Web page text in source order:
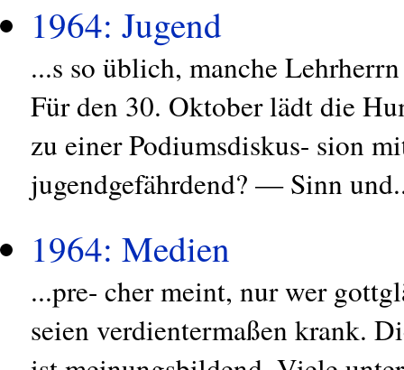
1964: Jugend
...s so üblich, manche
Für den 30. Oktober lädt die
zu einer Podiumsdiskus- sion
jugendgefährdend? — Sinn
1964: Medien
...pre- cher meint, nur wer
seien verdientermaßen krank.